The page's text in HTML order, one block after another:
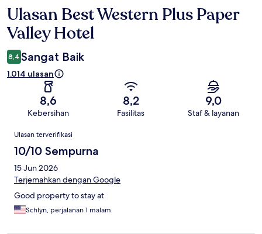
Ulasan
Ulasan Best Western Plus Paper
Valley Hotel
8,4 Sangat Baik
1.014 ulasan
8,6
Kebersihan
8,2
Fasilitas
9,0
Staf & layanan
Ulasan
Ulasan terverifikasi
10/10 Sempurna
15 Jun 2026
Terjemahkan dengan Google
Good property to stay at
Schlyn, perjalanan 1 malam